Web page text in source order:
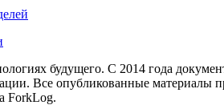
будущего. С 2014 года
Все опубликованные материалы
ForkLog.